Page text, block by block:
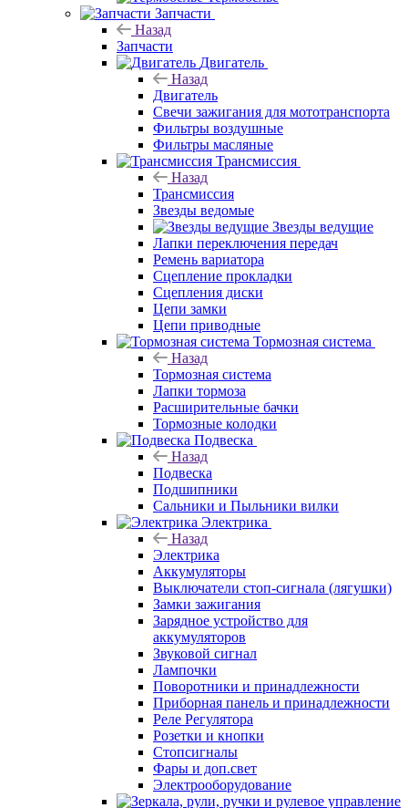
Запчасти
Назад
Запчасти
Двигатель
Назад
Двигатель
Свечи зажигания для мототранспорта
Фильтры воздушные
Фильтры масляные
Трансмиссия
Назад
Трансмиссия
Звезды ведомые
Звезды ведущие
Лапки переключения передач
Ремень вариатора
Сцепление прокладки
Сцепления диски
Цепи замки
Цепи приводные
Тормозная система
Назад
Тормозная система
Лапки тормоза
Расширительные бачки
Тормозные колодки
Подвеска
Назад
Подвеска
Подшипники
Сальники и Пыльники вилки
Электрика
Назад
Электрика
Аккумуляторы
Выключатели стоп-сигнала (лягушки)
Замки зажигания
Зарядное устройство для
аккумуляторов
Звуковой сигнал
Лампочки
Поворотники и принадлежности
Приборная панель и принадлежности
Реле Регулятора
Розетки и кнопки
Стопсигналы
Фары и доп.свет
Электрооборудование